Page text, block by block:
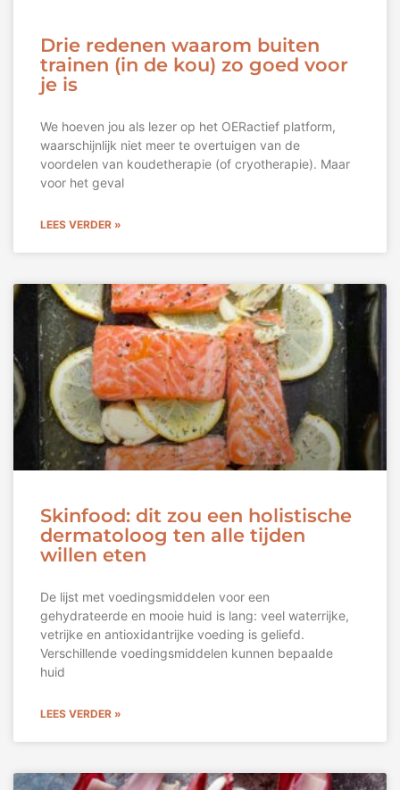
Drie redenen waarom buiten
trainen (in de kou) zo goed voor
je is
We hoeven jou als lezer op het OERactief platform,
waarschijnlijk niet meer te overtuigen van de
voordelen van koudetherapie (of cryotherapie). Maar
voor het geval
LEES VERDER »
Skinfood: dit zou een holistische
dermatoloog ten alle tijden
willen eten
De lijst met voedingsmiddelen voor een
gehydrateerde en mooie huid is lang: veel waterrijke,
vetrijke en antioxidantrijke voeding is geliefd.
Verschillende voedingsmiddelen kunnen bepaalde
huid
LEES VERDER »